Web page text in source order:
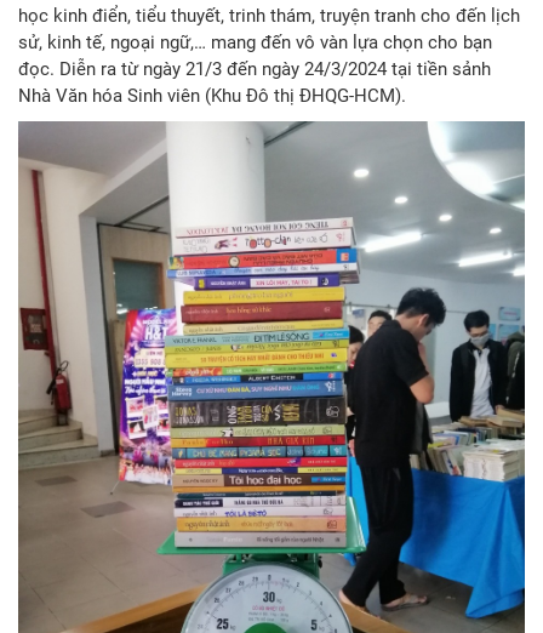
học kinh điển, tiểu thuyết, trinh thám, truyện tranh cho đến lịch
sử, kinh tế, ngoại ngữ,… mang đến vô vàn lựa chọn cho bạn
đọc. Diễn ra từ ngày 21/3 đến ngày 24/3/2024 tại tiền sảnh
Nhà Văn hóa Sinh viên (Khu Đô thị ĐHQG-HCM).